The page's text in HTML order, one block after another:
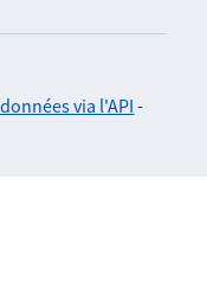
via l'API -